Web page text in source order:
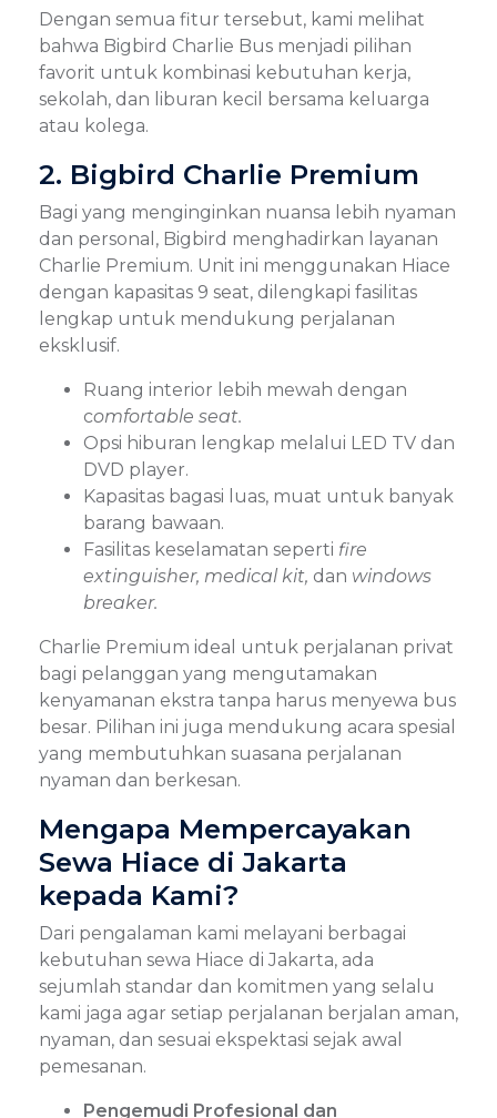
Dengan semua fitur tersebut, kami melihat
bahwa Bigbird Charlie Bus menjadi pilihan
favorit untuk kombinasi kebutuhan kerja,
sekolah, dan liburan kecil bersama keluarga
atau kolega.
2. Bigbird Charlie Premium
Bagi yang menginginkan nuansa lebih nyaman
dan personal, Bigbird menghadirkan layanan
Charlie Premium. Unit ini menggunakan Hiace
dengan kapasitas 9 seat, dilengkapi fasilitas
lengkap untuk mendukung perjalanan
eksklusif.
Ruang interior lebih mewah dengan
comfortable seat.
Opsi hiburan lengkap melalui LED TV dan
DVD player.
Kapasitas bagasi luas, muat untuk banyak
barang bawaan.
Fasilitas keselamatan seperti fire
extinguisher, medical kit, dan windows
breaker.
Charlie Premium ideal untuk perjalanan privat
bagi pelanggan yang mengutamakan
kenyamanan ekstra tanpa harus menyewa bus
besar. Pilihan ini juga mendukung acara spesial
yang membutuhkan suasana perjalanan
nyaman dan berkesan.
Mengapa Mempercayakan
Sewa Hiace di Jakarta
kepada Kami?
Dari pengalaman kami melayani berbagai
kebutuhan sewa Hiace di Jakarta, ada
sejumlah standar dan komitmen yang selalu
kami jaga agar setiap perjalanan berjalan aman,
nyaman, dan sesuai ekspektasi sejak awal
pemesanan.
Pengemudi Profesional dan